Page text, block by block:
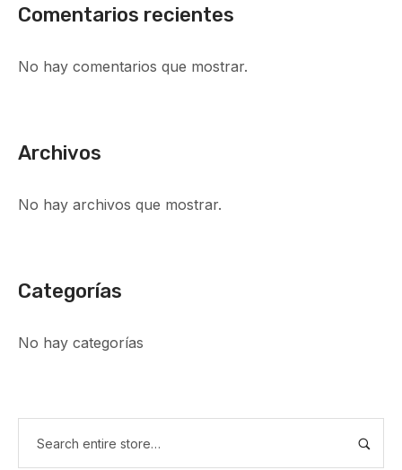
Comentarios recientes
No hay comentarios que mostrar.
Archivos
No hay archivos que mostrar.
Categorías
No hay categorías